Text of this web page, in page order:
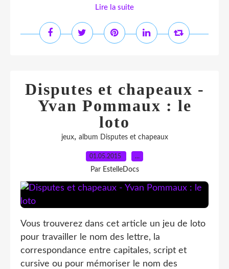
Lire la suite
Disputes et chapeaux -
Yvan Pommaux : le
loto
jeux, album Disputes et chapeaux
01.05.2015 …
Par EstelleDocs
Vous trouverez dans cet article un jeu de loto
pour travailler le nom des lettre, la
correspondance entre capitales, script et
cursive ou pour mémoriser le nom des